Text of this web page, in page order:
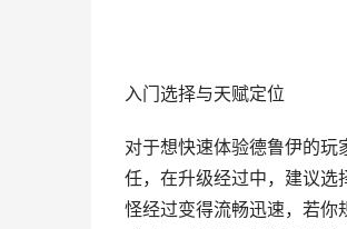
入门选择与天赋定位
对于想快速体验德鲁伊的
任，在升级经过中，建议选
怪经过变得流畅迅速，若你